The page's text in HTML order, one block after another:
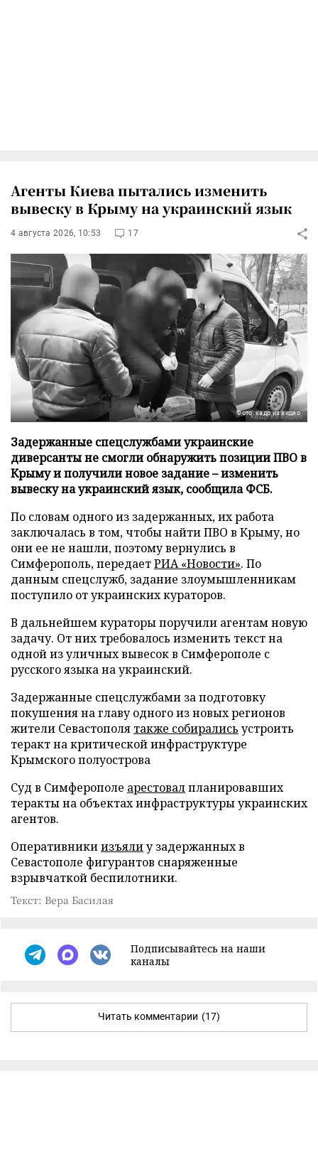
Агенты Киева пытались изменить
вывеску в Крыму на украинский язык
4 августа 2026, 10:53 17
Фото: кадр из видео
Задержанные спецслужбами украинские
диверсанты не смогли обнаружить позиции ПВО в
Крыму и получили новое задание – изменить
вывеску на украинский язык, сообщила ФСБ.
По словам одного из задержанных, их работа
заключалась в том, чтобы найти ПВО в Крыму, но
они ее не нашли, поэтому вернулись в
Симферополь, передаетРИА «Новости». По
данным спецслужб, задание злоумышленникам
поступило от украинских кураторов.
В дальнейшем кураторы поручили агентам новую
задачу. От них требовалось изменить текст на
одной из уличных вывесок в Симферополе с
русского языка на украинский.
Задержанные спецслужбами за подготовку
покушения на главу одного из новых регионов
жители Севастополя также собирались устроить
теракт на критической инфраструктуре
Крымского полуострова
Суд в Симферополе арестовалпланировавших
теракты на объектах инфраструктуры украинских
агентов.
Оперативникиизъялиу задержанных в
Севастополе фигурантов снаряженные
взрывчаткой беспилотники.
Текст: Вера Басилая
Подписывайтесь на наши
каналы
Читать комментарии (17)